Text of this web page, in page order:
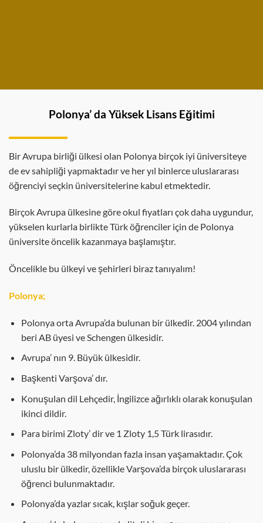
Polonya’ da Yüksek Lisans Eğitimi
Bir Avrupa birliği ülkesi olan Polonya birçok iyi üniversiteye
de ev sahipliği yapmaktadır ve her yıl binlerce uluslararası
öğrenciyi seçkin üniversitelerine kabul etmektedir.
Birçok Avrupa ülkesine göre okul fiyatları çok daha uygundur,
yükselen kurlarla birlikte Türk öğrenciler için de Polonya
üniversite öncelik kazanmaya başlamıştır.
Öncelikle bu ülkeyi ve şehirleri biraz tanıyalım!
Polonya;
Polonya orta Avrupa’da bulunan bir ülkedir. 2004 yılından
beri AB üyesi ve Schengen ülkesidir.
Avrupa’ nın 9. Büyük ülkesidir.
Başkenti Varşova’ dır.
Konuşulan dil Lehçedir, İngilizce ağırlıklı olarak konuşulan
ikinci dildir.
Para birimi Zloty’ dir ve 1 Zloty 1,5 Türk lirasıdır.
Polonya’da 38 milyondan fazla insan yaşamaktadır. Çok
uluslu bir ülkedir, özellikle Varşova’da birçok uluslararası
öğrenci bulunmaktadır.
Polonya’da yazlar sıcak, kışlar soğuk geçer.